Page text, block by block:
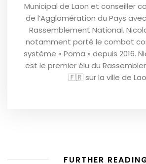
Municipal de Laon et conseiller
de l’Agglomération du Pays
Rassemblement National.
notamment porté le combat
système « Poma » depuis 2016.
est le premier élu du
🇫🇷 sur la ville de
FURTHER